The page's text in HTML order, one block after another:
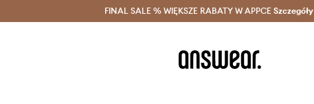
Oszczędzaj z Answear Club > Dostawa nawet w 24h >
FINAL SALE % WIĘKSZE RABATY W APPCE Szczegóły